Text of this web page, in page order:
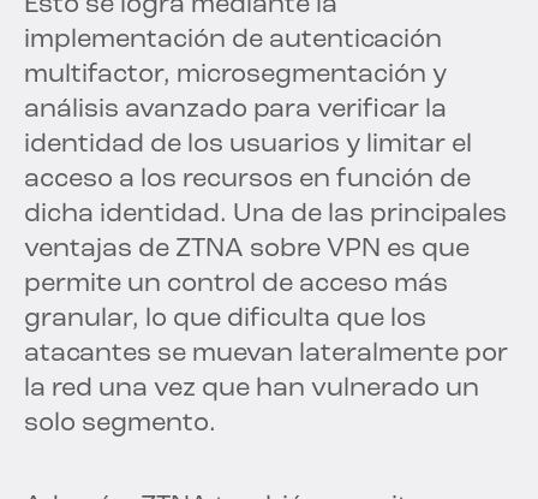
Esto se logra mediante la
implementación de autenticación
multifactor, microsegmentación y
análisis avanzado para verificar la
identidad de los usuarios y limitar el
acceso a los recursos en función de
dicha identidad. Una de las principales
ventajas de ZTNA sobre VPN es que
permite un control de acceso más
granular, lo que dificulta que los
atacantes se muevan lateralmente por
la red una vez que han vulnerado un
solo segmento.